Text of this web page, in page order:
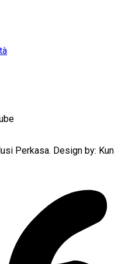
Perkasa. Design by: Kun